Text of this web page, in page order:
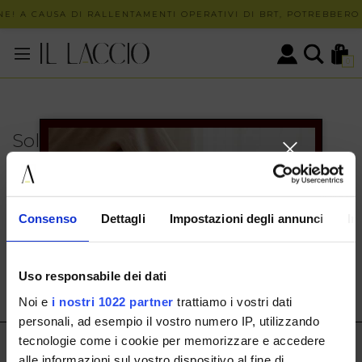
Consenso Dettagli Impostazioni degli annunci
Uso responsabile dei dati
Noi e i nostri 1022 partner trattiamo i vostri dati
personali, ad esempio il vostro numero IP, utilizzando
tecnologie come i cookie per memorizzare e accedere
A CAUSA DI RALLENTAMENTI OPERATIVI DI BRT,
0
Solo in negozio
PUOI TROVARE QUESTO ARTICOLO SOLO PRESSO I
NOSTRI PUNTI VENDITA:
customerservice@illaccio.it
IL LACCIO